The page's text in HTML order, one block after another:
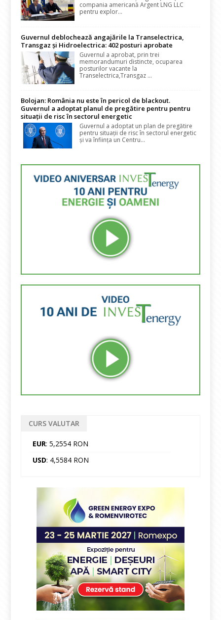
compania americană Argent LNG LLC
pentru explor...
Guvernul deblochează angajările la Transelectrica,
Transgaz și Hidroelectrica: 402 posturi aprobate
Guvernul a aprobat, prin trei
memorandumuri distincte, ocuparea
posturilor vacante la
Transelectrica,Transgaz ...
Bolojan: România nu este în pericol de blackout.
Guvernul a adoptat planul de pregătire pentru pentru
situații de risc în sectorul energetic
Guvernul a adoptat un plan de pregătire
pentru situații de risc în sectorul energetic
și va înființa un Centru...
CURS VALUTAR
EUR: 5,2554 RON
USD: 4,5584 RON